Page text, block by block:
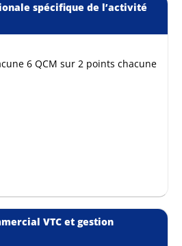
spécifique de l’activité
6 QCM sur 2 points chacune
VTC et gestion